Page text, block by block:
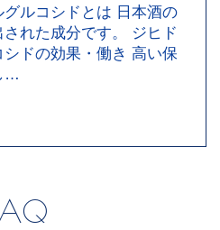
ルコシドとは 日本酒の
れた成分です。 ジヒド
ドの効果・働き 高い保
…